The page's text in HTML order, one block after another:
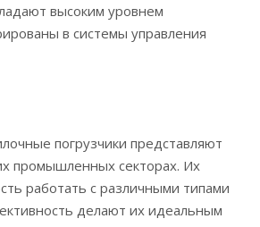
высоким уровнем
в системы управления
погрузчики представляют
промышленных секторах. Их
работать с различными типами
делают их идеальным